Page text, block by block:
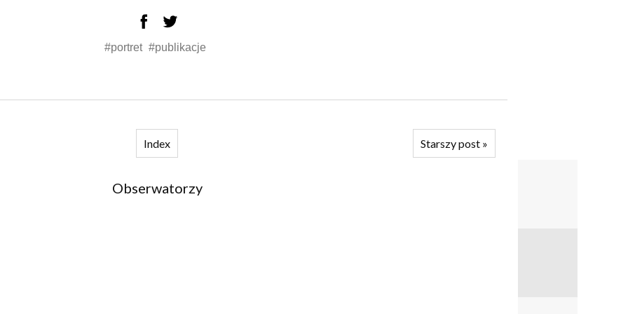
#portret #publikacje
Index Starszy post »
Obserwatorzy